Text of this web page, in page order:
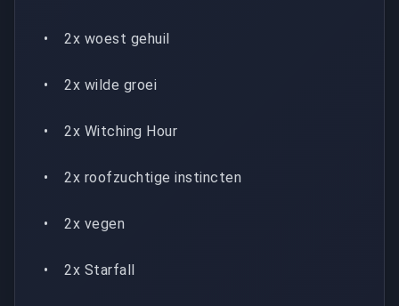
• 2x woest gehuil
• 2x wilde groei
• 2x Witching Hour
• 2x roofzuchtige instincten
• 2x vegen
• 2x Starfall